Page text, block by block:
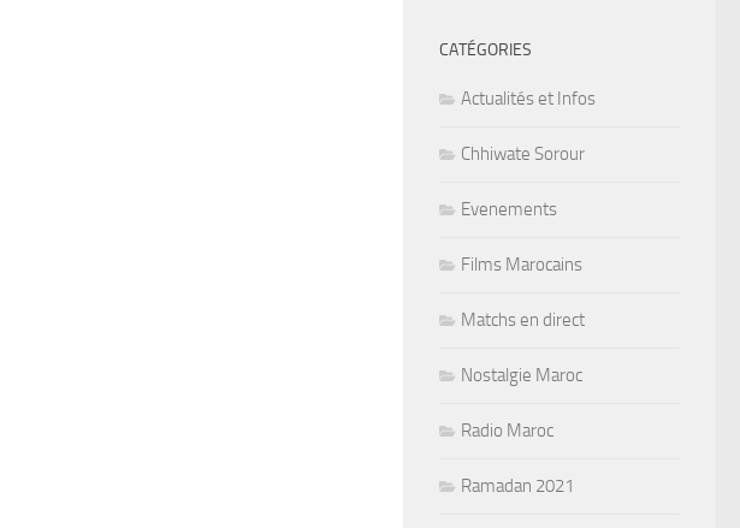
CATÉGORIES
Actualités et Infos
Chhiwate Sorour
Evenements
Films Marocains
Matchs en direct
Nostalgie Maroc
Radio Maroc
Ramadan 2021